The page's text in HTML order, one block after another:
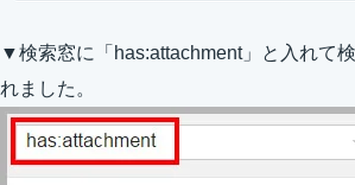
▼検索窓に「has:attachment」と入れて
れました。